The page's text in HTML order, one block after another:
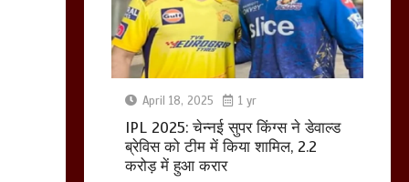
April 18, 2025 1 yr
IPL 2025: चेन्नई सुपर किंग्स ने डेवाल्ड
ब्रेविस को टीम में किया शामिल, 2.2
करोड़ में हुआ करार